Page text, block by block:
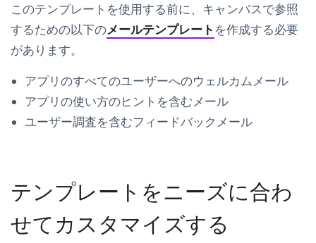
このテンプレートを使用する前に、キャンバスで参照
するための以下のメールテンプレート を作成する必要
があります。
アプリのすべてのユーザーへのウェルカムメール
アプリの使い方のヒントを含むメール
ユーザー調査を含むフィードバックメール
テンプレートをニーズに合わ
せてカスタマイズする